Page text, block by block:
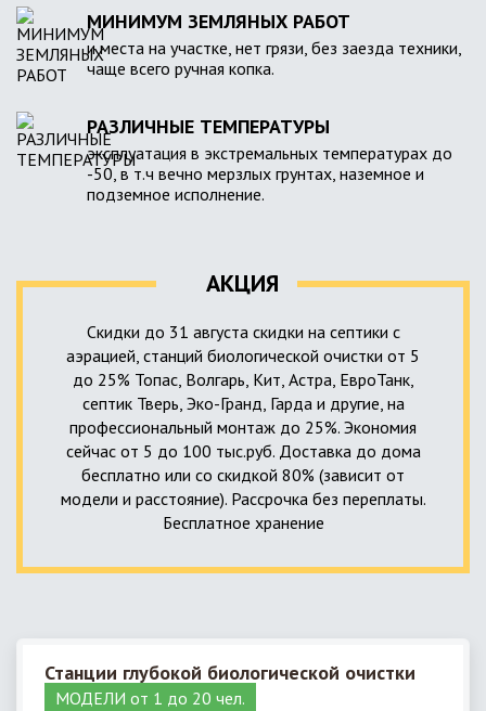
МИНИМУМ ЗЕМЛЯНЫХ РАБОТ
и места на участке, нет грязи, без заезда техники,
чаще всего ручная копка.
РАЗЛИЧНЫЕ ТЕМПЕРАТУРЫ
эксплуатация в экстремальных температурах до
-50, в т.ч вечно мерзлых грунтах, наземное и
подземное исполнение.
АКЦИЯ
Скидки до 31 августа скидки на септики с
аэрацией, станций биологической очистки от 5
до 25% Топас, Волгарь, Кит, Астра, ЕвроТанк,
септик Тверь, Эко-Гранд, Гарда и другие, на
профессиональный монтаж до 25%. Экономия
сейчас от 5 до 100 тыс.руб. Доставка до дома
бесплатно или со скидкой 80% (зависит от
модели и расстояние). Рассрочка без переплаты.
Бесплатное хранение
Станции глубокой биологической очистки
МОДЕЛИ от 1 до 20 чел.